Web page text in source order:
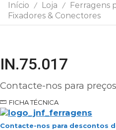
Início / Loja / Ferragens
Fixadores & Conectores
IN.75.017
Contacte-nos para
FICHA TÉCNICA
Contacte-nos para descontos